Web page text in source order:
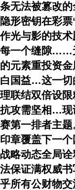
条无法被篡改
隐形密钥在彩
作光与影的技
每一个缝隙……
的元素重投资
白国益…这一切
理联结双倍设
抗攻需坚相…现
赛第一排者主
印章覆盖下一
战略动态全局
法保证满权威
乎所有公财物